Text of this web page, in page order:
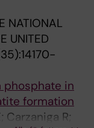
NATIONAL
UNITED
phosphate in
formation
Carzaniga R;